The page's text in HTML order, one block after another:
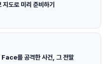
도로 미리 준비하기
를 공격한 사건, 그 전말